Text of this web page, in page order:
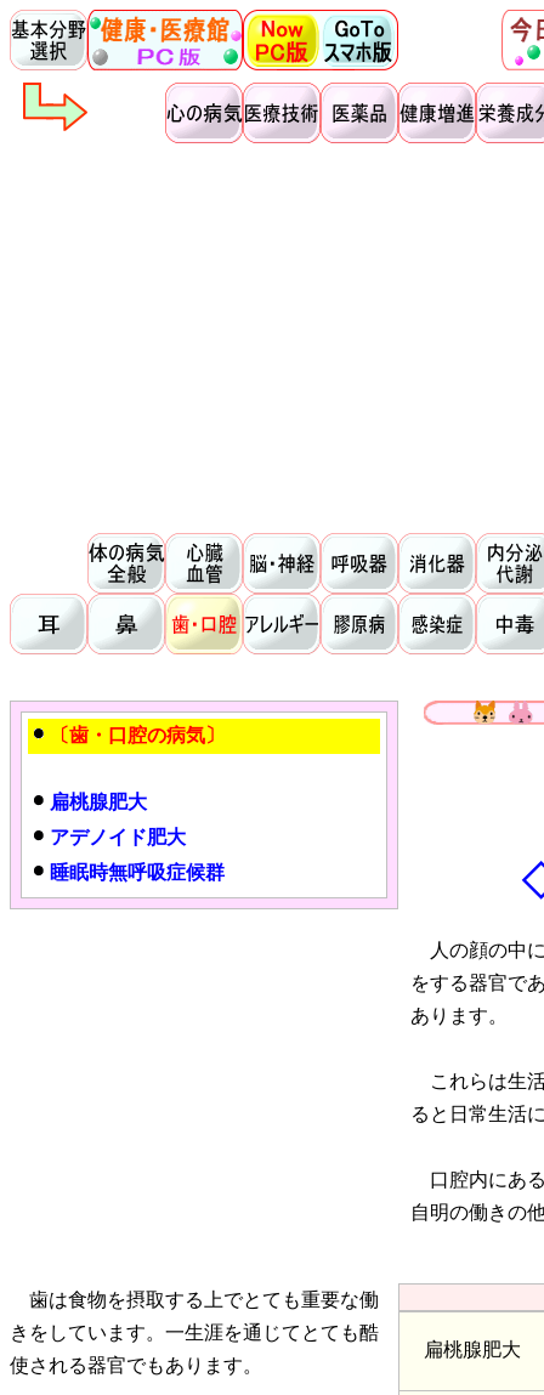
人の顔の中
をする器官で
あります。
これらは生
ると日常生活
口腔内にあ
自明の働きの
〔歯・口腔の病気〕
扁桃腺肥大
アデノイド肥大
睡眠時無呼吸症候群
歯は食物を摂取する上でとても重要な働
きをしています。一生涯を通じてとても酷
使される器官でもあります。
扁桃腺肥大